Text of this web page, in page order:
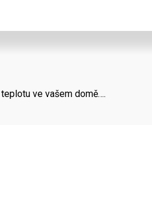
ve vašem domě….